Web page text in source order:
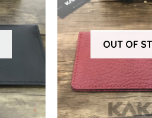
OUT OF